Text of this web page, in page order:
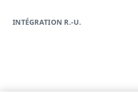
INTÉGRATION R.-U.